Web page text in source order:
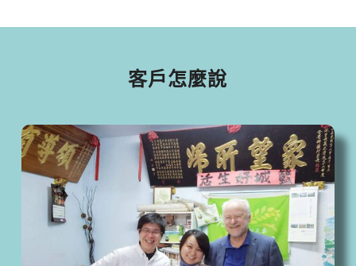
客戶怎麼說